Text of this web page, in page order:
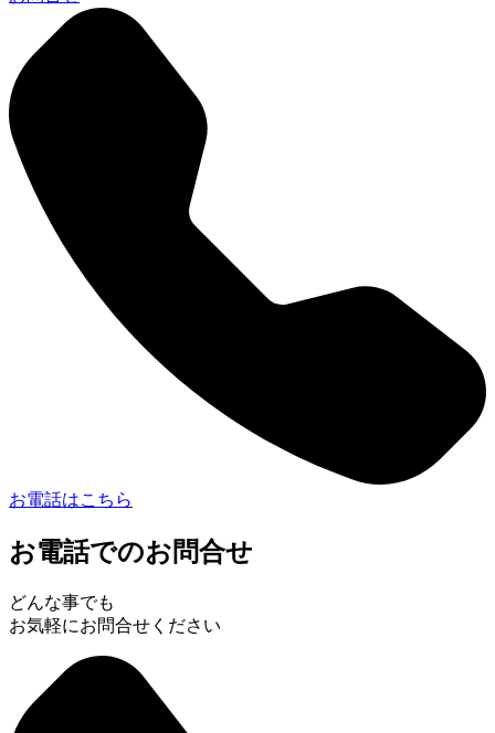
お電話はこちら
お電話でのお問合せ
どんな事でも
お気軽にお問合せください